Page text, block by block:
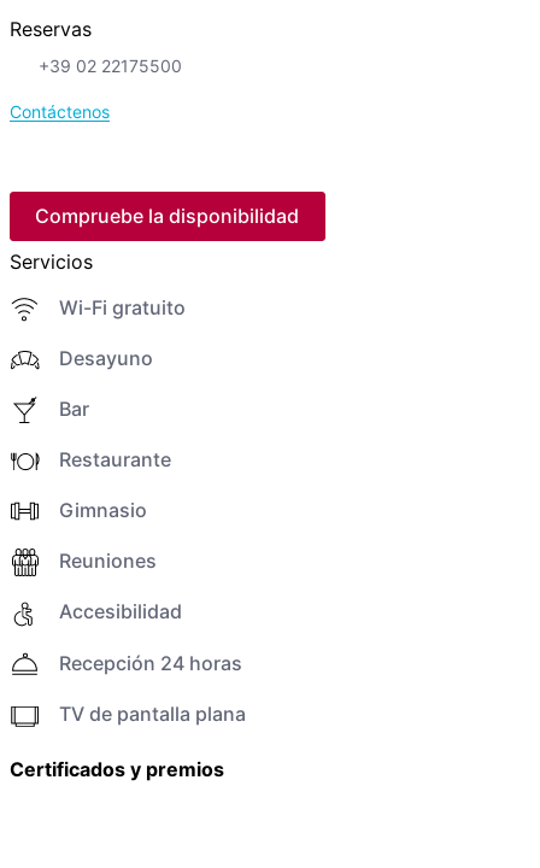
Reservas
+39 02 22175500
Contáctenos
Compruebe la disponibilidad
Servicios
Wi-Fi gratuito
Desayuno
Bar
Restaurante
Gimnasio
Reuniones
Accesibilidad
Recepción 24 horas
TV de pantalla plana
Certificados y premios